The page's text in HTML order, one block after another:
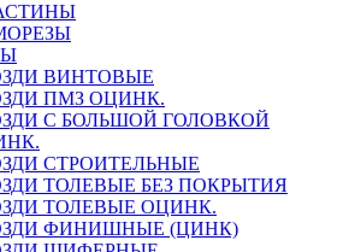
ВИНТОВЫЕ
ПМЗ ОЦИНК.
С БОЛЬШОЙ ГОЛОВКОЙ
СТРОИТЕЛЬНЫЕ
ТОЛЕВЫЕ БЕЗ ПОКРЫТИЯ
ТОЛЕВЫЕ ОЦИНК.
ФИНИШНЫЕ (ЦИНК)